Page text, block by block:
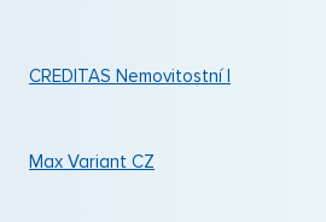
CREDITAS Nemovitostní I
Max Variant CZ